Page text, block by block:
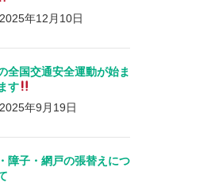
2025年12月10日
全国交通安全運動が始ま
す
2025年9月19日
障子・網戸の張替えにつ